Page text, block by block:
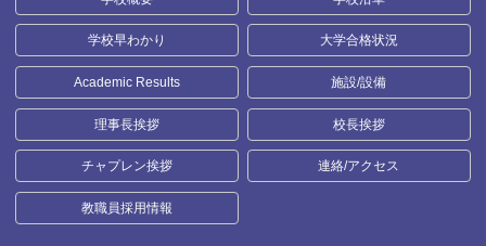
学校早わかり 大学合格状況
Academic Results 施設/設備
理事長挨拶 校長挨拶
チャプレン挨拶 連絡/アクセス
教職員採用情報